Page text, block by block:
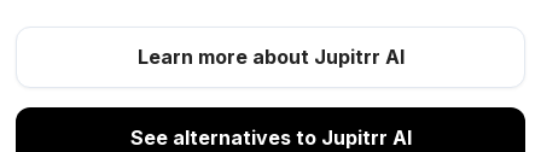
Learn more about Jupitrr AI
See alternatives to Jupitrr AI